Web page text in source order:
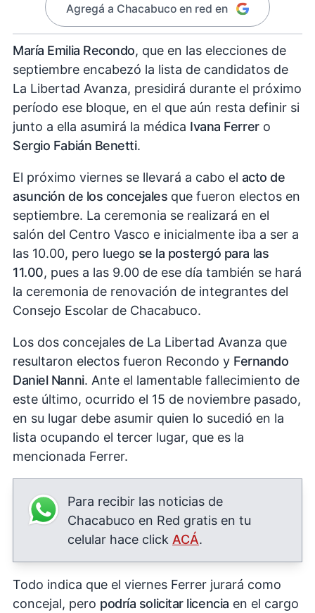
Agregá a Chacabuco en red en
María Emilia Recondo, que en las elecciones de
septiembre encabezó la lista de candidatos de
La Libertad Avanza, presidirá durante el próximo
período ese bloque, en el que aún resta definir si
junto a ella asumirá la médica Ivana Ferrero
Sergio Fabián Benetti.
El próximo viernes se llevará a cabo el acto de
asunción de los concejales que fueron electos en
septiembre. La ceremonia se realizará en el
salón del Centro Vasco e inicialmente iba a ser a
las 10.00, pero luego se la postergó para las
11.00, pues a las 9.00 de ese día también se hará
la ceremonia de renovación de integrantes del
Consejo Escolar de Chacabuco.
Los dos concejales de La Libertad Avanza que
resultaron electos fueron Recondo y Fernando
Daniel Nanni. Ante el lamentable fallecimiento de
este último, ocurrido el 15 de noviembre pasado,
en su lugar debe asumir quien lo sucedió en la
lista ocupando el tercer lugar, que es la
mencionada Ferrer.
Para recibir las noticias de
Chacabuco en Red gratis en tu
celular hace click ACÁ.
Todo indica que el viernes Ferrer jurará como
concejal, pero podría solicitar licencia en el cargo